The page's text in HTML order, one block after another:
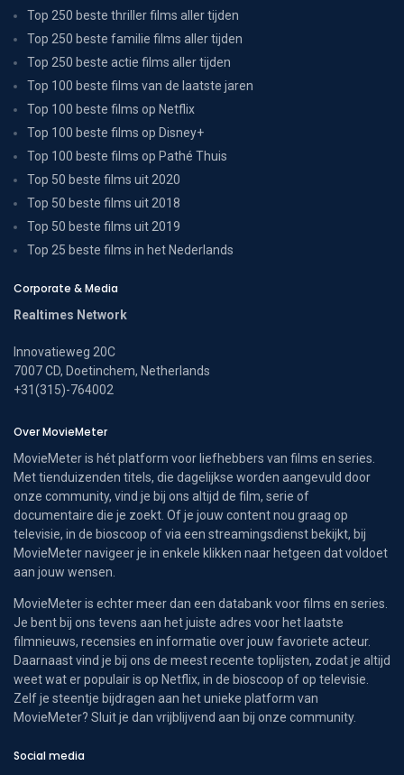
Top 250 beste thriller films aller tijden
Top 250 beste familie films aller tijden
Top 250 beste actie films aller tijden
Top 100 beste films van de laatste jaren
Top 100 beste films op Netflix
Top 100 beste films op Disney+
Top 100 beste films op Pathé Thuis
Top 50 beste films uit 2020
Top 50 beste films uit 2018
Top 50 beste films uit 2019
Top 25 beste films in het Nederlands
Corporate & Media
Realtimes Network
Innovatieweg 20C
7007 CD, Doetinchem, Netherlands
+31(315)-764002
Over MovieMeter
MovieMeter is hét platform voor liefhebbers van films en series.
Met tienduizenden titels, die dagelijkse worden aangevuld door
onze community, vind je bij ons altijd de film, serie of
documentaire die je zoekt. Of je jouw content nou graag op
televisie, in de bioscoop of via een streamingsdienst bekijkt, bij
MovieMeter navigeer je in enkele klikken naar hetgeen dat voldoet
aan jouw wensen.
MovieMeter is echter meer dan een databank voor films en series.
Je bent bij ons tevens aan het juiste adres voor het laatste
filmnieuws, recensies en informatie over jouw favoriete acteur.
Daarnaast vind je bij ons de meest recente toplijsten, zodat je altijd
weet wat er populair is op Netflix, in de bioscoop of op televisie.
Zelf je steentje bijdragen aan het unieke platform van
MovieMeter? Sluit je dan vrijblijvend aan bij onze community.
Social media